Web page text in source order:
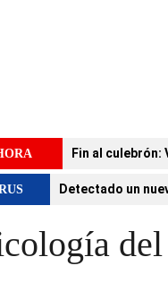
Fin al culebrón:
Detectado un